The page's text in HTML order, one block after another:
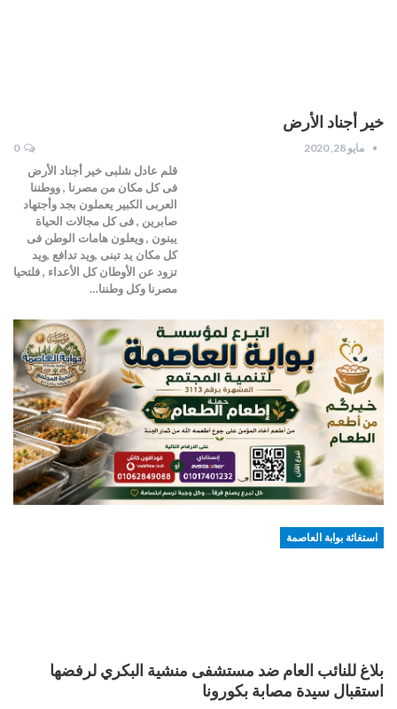
خير أجناد الأرض
مايو 28, 2020 0
قلم عادل شلبى خير أجناد الأرض
فى كل مكان من مصرنا , ووطننا
العربى الكبير يعملون بجد وأجتهاد
صابرين , فى كل مجالات الحياة
يبنون , ويعلون هامات الوطن فى
كل مكان يد تبنى ,ويد تدافع ,ويد
تزود عن الأوطان كل الأعداء , فلتحيا
مصرنا وكل وطننا…
استغاثة بوابة العاصمة
بلاغ للنائب العام ضد مستشفى منشية البكري لرفضها
استقبال سيدة مصابة بكورونا